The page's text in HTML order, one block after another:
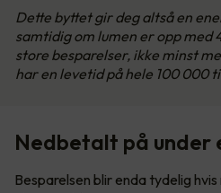
Dette byttet gir deg altså en
samtidig om lumen er opp med
store besparelser, ikke minst
har en levetid på hele 100 000
Nedbetalt på under
Besparelsen blir enda tydelig